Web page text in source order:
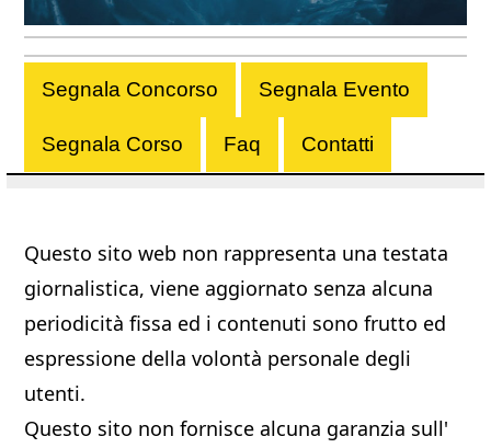
Segnala Concorso Segnala Evento
Segnala Corso Faq Contatti
Questo sito web non rappresenta una testata
giornalistica, viene aggiornato senza alcuna
periodicità fissa ed i contenuti sono frutto ed
espressione della volontà personale degli
utenti.
Questo sito non fornisce alcuna garanzia sull'